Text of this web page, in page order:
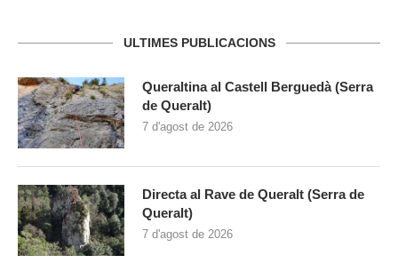
ULTIMES PUBLICACIONS
Queraltina al Castell Berguedà (Serra
de Queralt)
7 d'agost de 2026
Directa al Rave de Queralt (Serra de
Queralt)
7 d'agost de 2026